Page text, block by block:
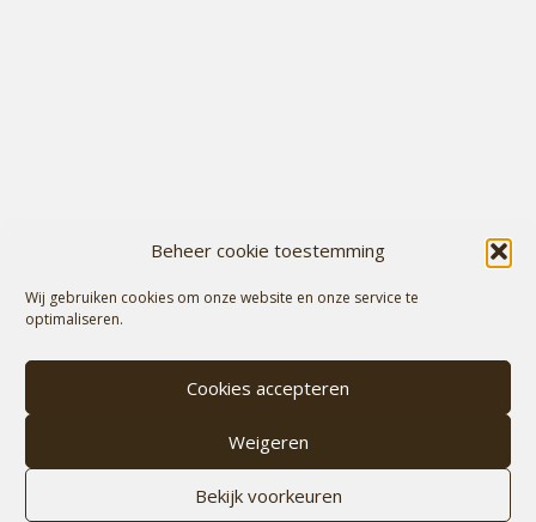
Beheer cookie toestemming
Wij gebruiken cookies om onze website en onze service te
optimaliseren.
Cookies accepteren
Weigeren
Bekijk voorkeuren